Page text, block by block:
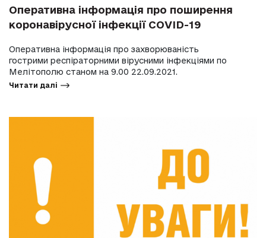
Оперативна інформація про поширення
коронавірусної інфекції COVID-19
Оперативна інформація про захворюваність
гострими респіраторними вірусними інфекціями по
Мелітополю станом на 9.00 22.09.2021.
Читати далі